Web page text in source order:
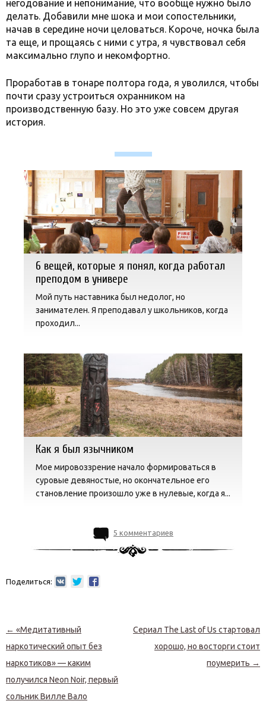
негодование и непонимание, что вообще нужно было
делать. Добавили мне шока и мои сопостельники,
начав в середине ночи целоваться. Короче, ночка была
та еще, и прощаясь с ними с утра, я чувствовал себя
максимально глупо и некомфортно.
Проработав в тонаре полтора года, я уволился, чтобы
почти сразу устроиться охранником на
производственную базу. Но это уже совсем другая
история.
6 вещей, которые я понял, когда работал
преподом в универе
Мой путь наставника был недолог, но
занимателен. Я преподавал у школьников, когда
проходил...
Как я был язычником
Мое мировоззрение начало формироваться в
суровые девяностые, но окончательное его
становление произошло уже в нулевые, когда я...
5 комментариев
Поделиться:
Навигация по записям
← «Медитативный
наркотический опыт без
наркотиков» — каким
получился Neon Noir, первый
сольник Вилле Вало
Сериал The Last of Us стартовал
хорошо, но восторги стоит
поумерить →